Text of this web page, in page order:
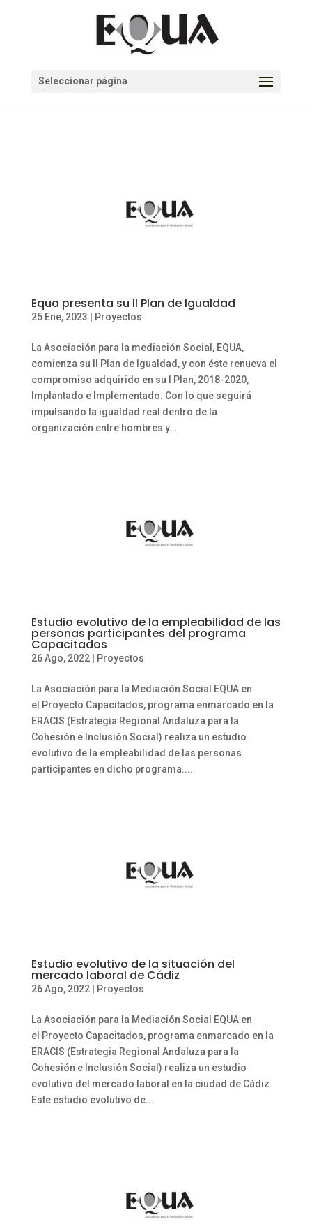
Seleccionar página
Equa presenta su II Plan de Igualdad
25 Ene, 2023 | Proyectos
La Asociación para la mediación Social, EQUA,
comienza su II Plan de Igualdad, y con éste renueva el
compromiso adquirido en su I Plan, 2018-2020,
Implantado e Implementado. Con lo que seguirá
impulsando la igualdad real dentro de la
organización entre hombres y...
Estudio evolutivo de la empleabilidad de las
personas participantes del programa
Capacitados
26 Ago, 2022| Proyectos
La Asociación para la Mediación Social EQUA en
el Proyecto Capacitados, programa enmarcado en la
ERACIS (Estrategia Regional Andaluza para la
Cohesión e Inclusión Social) realiza un estudio
evolutivo de la empleabilidad de las personas
participantes en dicho programa....
Estudio evolutivo de la situación del
mercado laboral de Cádiz
26 Ago, 2022| Proyectos
La Asociación para la Mediación Social EQUA en
el Proyecto Capacitados, programa enmarcado en la
ERACIS (Estrategia Regional Andaluza para la
Cohesión e Inclusión Social) realiza un estudio
evolutivo del mercado laboral en la ciudad de Cádiz.
Este estudio evolutivo de...